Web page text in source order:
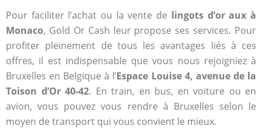
Pour faciliter l’achat ou la vente de lingots d’or aux à
Monaco, Gold Or Cash leur propose ses services. Pour
profiter pleinement de tous les avantages liés à ces
offres, il est indispensable que vous nous rejoigniez à
Bruxelles en Belgique à l’Espace Louise 4, avenue de la
Toison d’Or 40-42. En train, en bus, en voiture ou en
avion, vous pouvez vous rendre à Bruxelles selon le
moyen de transport qui vous convient le mieux.